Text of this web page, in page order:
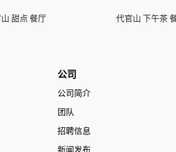
甜点 餐厅 代官山 下午茶
公司
公司简介
团队
招聘信息
新闻发布